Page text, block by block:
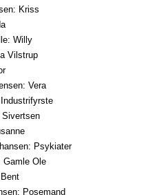
Kriss
Willy
Vilstrup
Vera
Psykiater
Gamle Ole
Posemand